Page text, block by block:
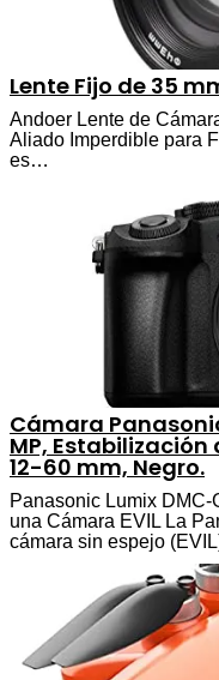
Lente Fijo de 35
Andoer Lente de
Aliado Imperdible para
es…
Cámara
MP, Estabilización
12-60 mm, Negro.
Panasonic Lumix
una Cámara EVIL La
cámara sin espejo